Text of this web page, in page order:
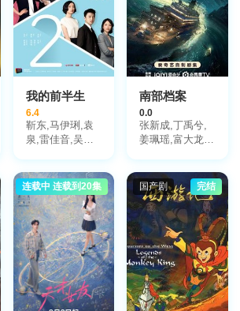
我的前半生
6.4
靳东,马伊琍,袁
泉,雷佳音,吴越,
婷,张棪琰,孔维,
栾元晖,侯岩松,
魏之皓,王天泽,
郑罗茜,宋允皓,
徐才根,啜妮,任
洛敏,张兰,茹天,
闵天浩,是安,郭
彤彤,陈冠宁,杨
梅,孙语涵,徐晟,
南部档案
0.0
张新成,丁禹兮,
姜珮瑶,富大龙,
正溪,韩栋,季肖
冰,徐振轩,程相,
应灏铭,曲高位,
寇振海,佟晨洁,
屠显智
国产剧
连载中 连载到20集 国产剧 完结